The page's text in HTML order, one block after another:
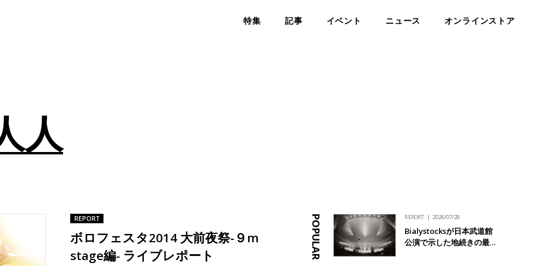
特集 記事 イベント ニュース オンラインストア
人
REPORT
ボロフェスタ2014 大前夜祭-９m
stage編- ライブレポート
POPULAR REPORT 2026/07/28
Bialystocksが日本武道館
公演で示した地続きの最…